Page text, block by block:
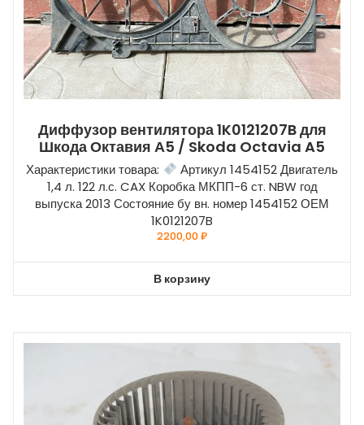
Диффузор вентилятора 1K0121207B для
Шкода Октавия А5 / Skoda Octavia A5
Характеристики товара:
Артикул 1454152 Двигатель
1,4 л. 122 л.с. CAX Коробка МКПП-6 ст. NBW год
выпуска 2013 Состояние бу вн. номер 1454152 ОЕМ
1K0121207B
2200,00₽
В корзину